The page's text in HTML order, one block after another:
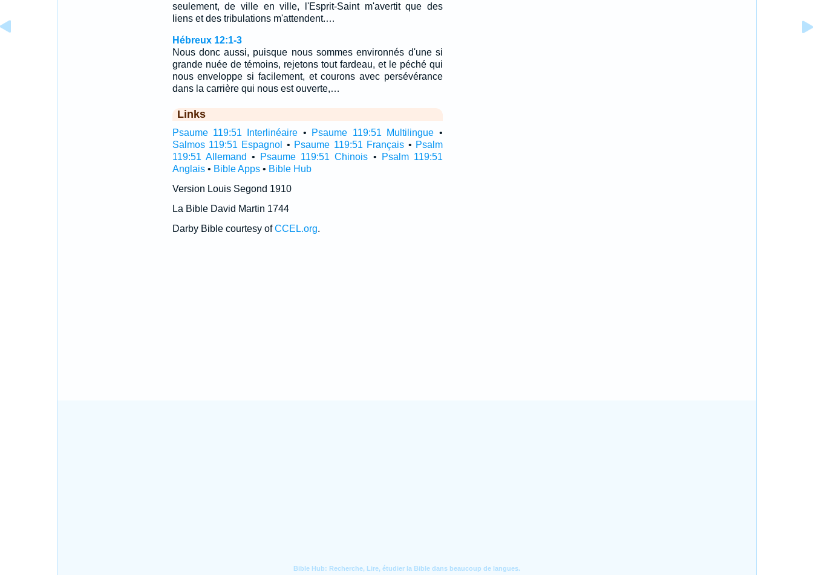
seulement, de ville en ville, l'Esprit-Saint m'avertit que des
liens et des tribulations m'attendent.…
Hébreux 12:1-3
Nous donc aussi, puisque nous sommes environnés d'une si
grande nuée de témoins, rejetons tout fardeau, et le péché qui
nous enveloppe si facilement, et courons avec persévérance
dans la carrière qui nous est ouverte,…
Links
Psaume 119:51 Interlinéaire • Psaume 119:51 Multilingue •
Salmos 119:51 Espagnol
• Psaume 119:51 Français • Psalm
119:51 Allemand • Psaume 119:51 Chinois •
Psalm 119:51
Anglais• Bible Apps• Bible Hub
Version Louis Segond 1910
La Bible David Martin 1744
Darby Bible courtesy ofCCEL.org.